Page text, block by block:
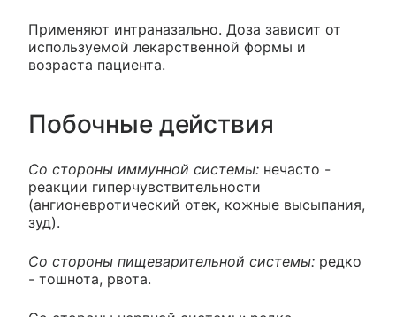
Применяют интраназально. Доза зависит от
используемой лекарственной формы и
возраста пациента.
Побочные действия
Со стороны иммунной системы: нечасто -
реакции гиперчувствительности
(ангионевротический отек, кожные высыпания,
зуд).
Со стороны пищеварительной системы: редко
- тошнота, рвота.